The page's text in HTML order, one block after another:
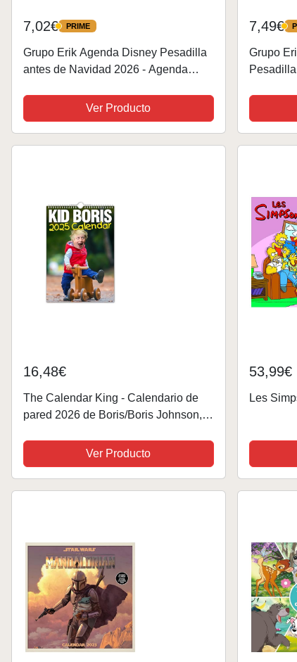
7,02€ PRIME
PRIME
Grupo Erik Agenda Disney Pesadilla
antes de Navidad 2026 - Agenda
A5 semana vista, Agenda Pesadilla
antes de Navidad 2026 -...
Ver Producto
7,49€
Grupo
30x30
16,48€
The Calendar King - Calendario de
pared 2026 de Boris/Boris Johnson,
Navidad, cumpleaños, idea de regalo,
novedad, humor,...
Ver Producto
53,99€
Les